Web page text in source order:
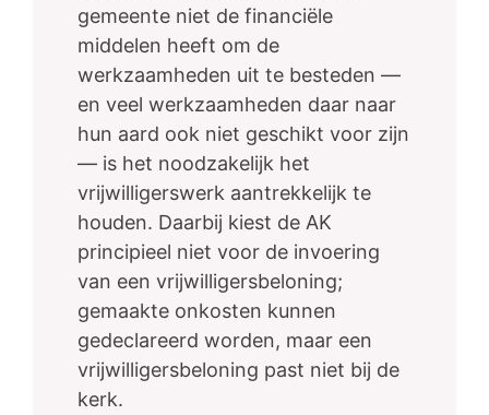
gemeente niet de financiële
middelen heeft om de
werkzaamheden uit te besteden —
en veel werkzaamheden daar naar
hun aard ook niet geschikt voor zijn
— is het noodzakelijk het
vrijwilligerswerk aantrekkelijk te
houden. Daarbij kiest de AK
principieel niet voor de invoering
van een vrijwilligersbeloning;
gemaakte onkosten kunnen
gedeclareerd worden, maar een
vrijwilligersbeloning past niet bij de
kerk.